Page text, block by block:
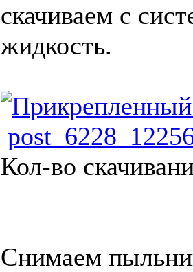
скачиваем с
жидкость.
Кол-во
Снимаем